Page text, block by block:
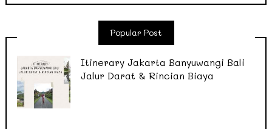
Popular Post
Itinerary Jakarta Banyuwangi Bali
Jalur Darat & Rincian Biaya